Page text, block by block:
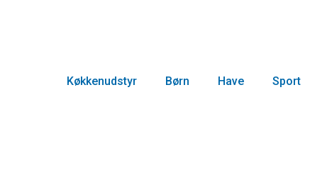
Køkkenudstyr Børn Have Sport